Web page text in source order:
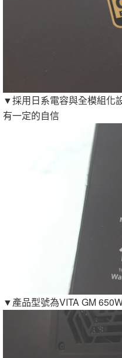
▼採用日系電容與全模組化
有一定的自信
▼產品型號為VITA GM